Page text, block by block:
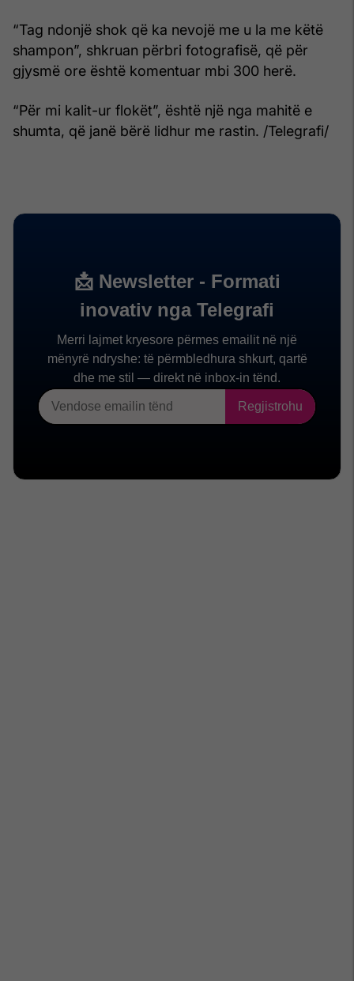
“Tag ndonjë shok që ka nevojë me u la me këtë
shampon”, shkruan përbri fotografisë, që për
gjysmë ore është komentuar mbi 300 herë.
“Për mi kalit-ur flokët”, është një nga mahitë e
shumta, që janë bërë lidhur me rastin. /Telegrafi/